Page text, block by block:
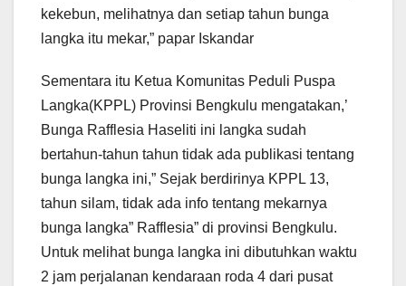
kekebun, melihatnya dan setiap tahun bunga
langka itu mekar,” papar Iskandar
Sementara itu Ketua Komunitas Peduli Puspa
Langka(KPPL) Provinsi Bengkulu mengatakan,’
Bunga Rafflesia Haseliti ini langka sudah
bertahun-tahun tahun tidak ada publikasi tentang
bunga langka ini,” Sejak berdirinya KPPL 13,
tahun silam, tidak ada info tentang mekarnya
bunga langka” Rafflesia” di provinsi Bengkulu.
Untuk melihat bunga langka ini dibutuhkan waktu
2 jam perjalanan kendaraan roda 4 dari pusat